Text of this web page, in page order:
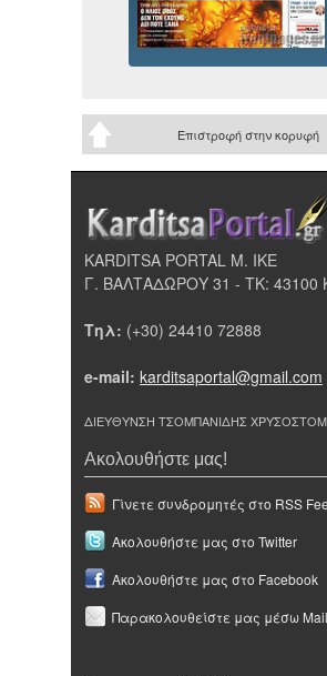
Επιστροφή στην κορυφή
KARDITSA PORTAL Μ. ΙΚΕ
Γ. ΒΑΛΤΑΔΩΡΟΥ 31 - ΤΚ: 43100
Τηλ: (+30) 24410 72888
e-mail: karditsaportal@gmail.com
ΔΙΕΥΘΥΝΣΗ ΤΣΟΜΠΑΝΙΔΗΣ
Ακολουθήστε μας!
Γίνετε συνδρομητές στο RSS
Ακολουθήστε μας στο Twitter
Ακολουθήστε μας στο Facebook
Παρακολουθείστε μας μέσω Mail